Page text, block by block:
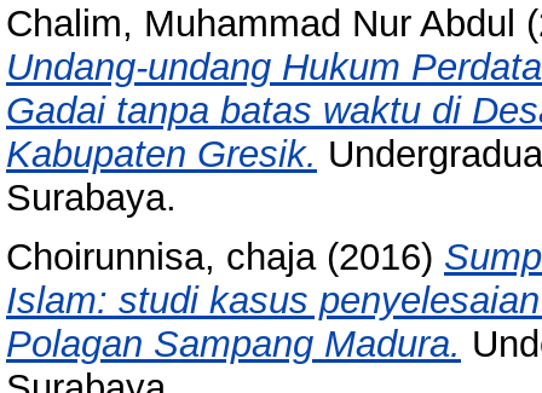
Chalim, Muhammad Nur Abdul
Undang-undang Hukum
Gadai tanpa batas waktu di
Kabupaten Gresik.
Surabaya.
Choirunnisa, chaja(2016)
Islam: studi kasus
Polagan Sampang Madura.